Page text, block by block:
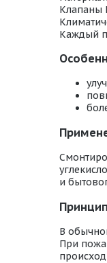
Клапаны
Каждый
и
В
При